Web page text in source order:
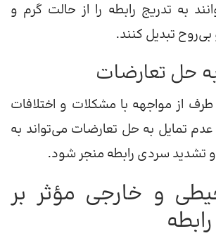
به تدریج رابطه را از حالت گرم و
تبدیل کنند.
حل تعارضات
از مواجهه با مشکلات و اختلافات
عدم تمایل به حل تعارضات می‌تواند به
تشدید سردی رابطه منجر شود.
و خارجی مؤثر بر